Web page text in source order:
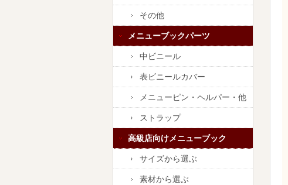
その他
メニューブックパーツ
中ビニール
表ビニールカバー
メニューピン・ヘルパー・他
ストラップ
高級店向けメニューブック
サイズから選ぶ
素材から選ぶ